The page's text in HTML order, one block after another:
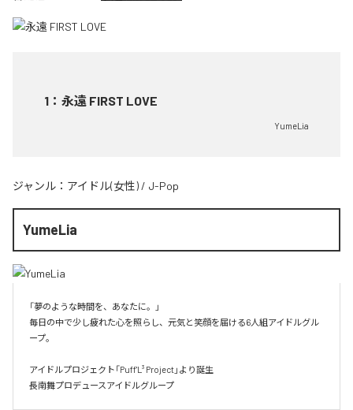
1 ： 永遠 FIRST LOVE
YumeLia
ジャンル： アイドル(女性) / J-Pop
YumeLia
「夢のような時間を、あなたに。」
毎日の中で少し疲れた心を照らし、元気と笑顔を届ける6人組アイドルグル
ープ。
アイドルプロジェクト「Puff'L³ Project」より誕生
長南舞プロデュースアイドルグループ